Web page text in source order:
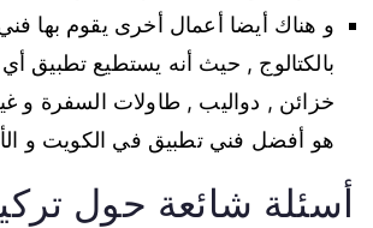
و هناك أيضا أعمال أخرى يقوم بها
بالكتالوج , حيث أنه يستطيع تطبيق
خزائن , دواليب , طاولات السفرة و
هو أفضل فني تطبيق في الكويت و
أسئلة شائعة حول